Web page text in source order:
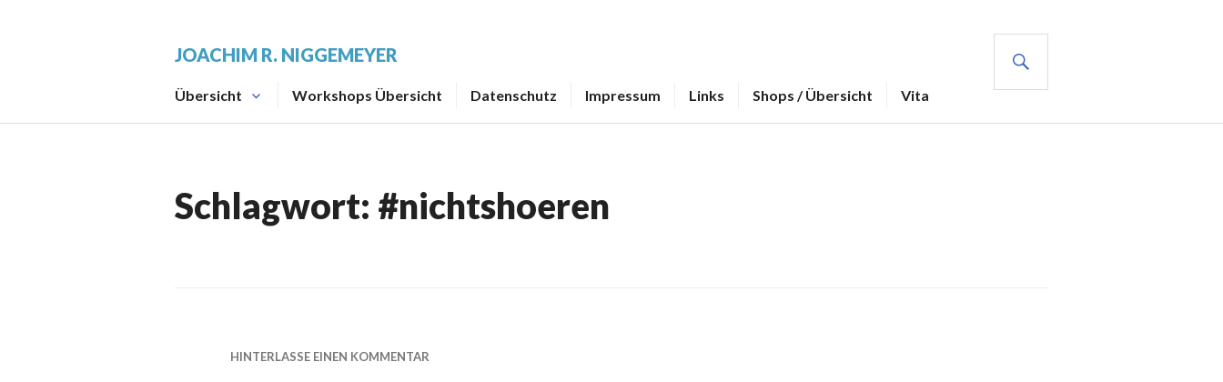
JOACHIM R. NIGGEMEYER
Übersicht Workshops Übersicht Datenschutz Impressum Links Shops / Übersicht Vita
Schlagwort: #nichtshoeren
HINTERLASSE EINEN KOMMENTAR